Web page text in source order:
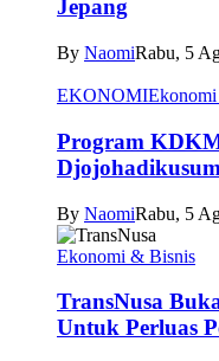
Jepang
By NaomiRabu, 5
EKONOMI
Program
By NaomiRabu, 5
Ekonomi & Bisnis
TransNusa
Untuk Perluas